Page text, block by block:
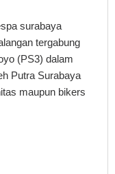
surabaya
tergabung
(PS3) dalam
Putra Surabaya
maupun bikers